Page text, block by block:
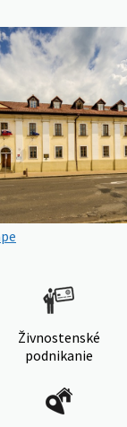
Živnostenské
podnikanie